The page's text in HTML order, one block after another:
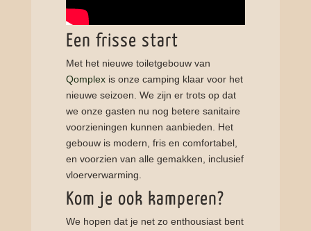
Een frisse start
Met het nieuwe toiletgebouw van
Qomplexis onze camping klaar voor het
nieuwe seizoen. We zijn er trots op dat
we onze gasten nu nog betere sanitaire
voorzieningen kunnen aanbieden. Het
gebouw is modern, fris en comfortabel,
en voorzien van alle gemakken, inclusief
vloerverwarming.
Kom je ook kamperen?
We hopen dat je net zo enthousiast bent